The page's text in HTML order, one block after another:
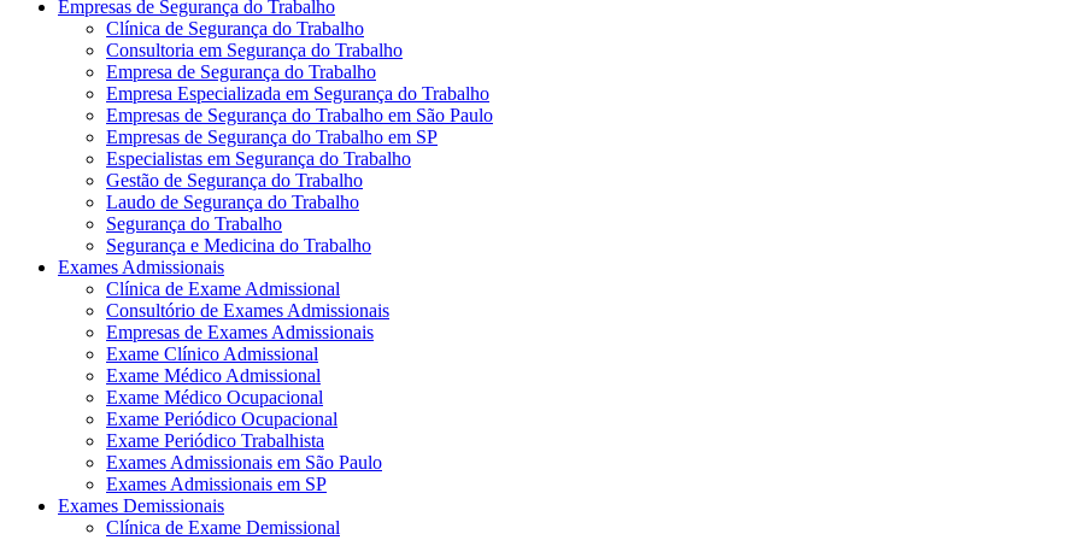
Empresas de Segurança do Trabalho
Clínica de Segurança do Trabalho
Consultoria em Segurança do Trabalho
Empresa de Segurança do Trabalho
Empresa Especializada em Segurança do Trabalho
Empresas de Segurança do Trabalho em São Paulo
Empresas de Segurança do Trabalho em SP
Especialistas em Segurança do Trabalho
Gestão de Segurança do Trabalho
Laudo de Segurança do Trabalho
Segurança do Trabalho
Segurança e Medicina do Trabalho
Exames Admissionais
Clínica de Exame Admissional
Consultório de Exames Admissionais
Empresas de Exames Admissionais
Exame Clínico Admissional
Exame Médico Admissional
Exame Médico Ocupacional
Exame Periódico Ocupacional
Exame Periódico Trabalhista
Exames Admissionais em São Paulo
Exames Admissionais em SP
Exames Demissionais
Clínica de Exame Demissional